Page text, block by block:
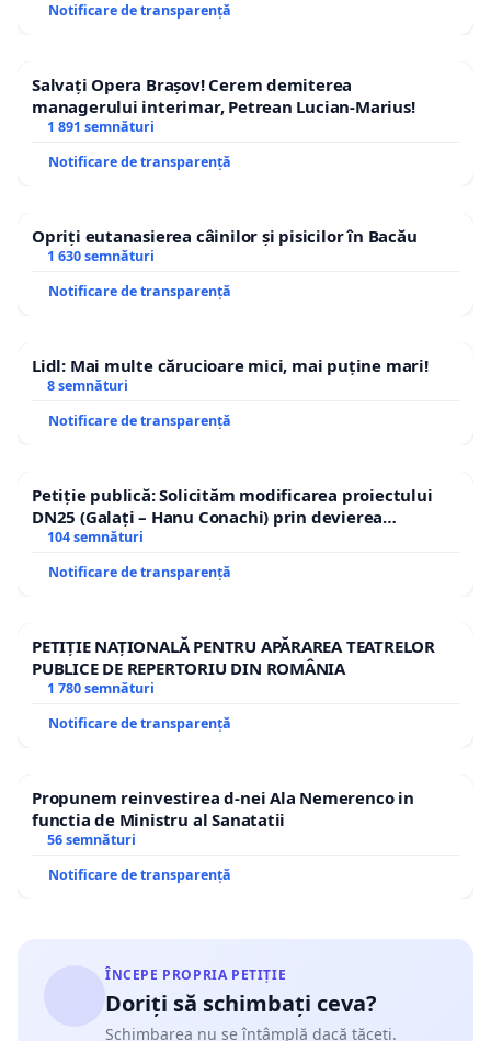
Notificare de transparență
Salvați Opera Brașov! Cerem demiterea
managerului interimar, Petrean Lucian-Marius!
1 891 semnături
Notificare de transparență
Opriți eutanasierea câinilor și pisicilor în Bacău
1 630 semnături
Notificare de transparență
Lidl: Mai multe cărucioare mici, mai puține mari!
8 semnături
Notificare de transparență
Petiție publică: Solicităm modificarea proiectului
DN25 (Galați – Hanu Conachi) prin devierea
traseului în afara localităților!
104 semnături
Notificare de transparență
PETIȚIE NAȚIONALĂ PENTRU APĂRAREA TEATRELOR
PUBLICE DE REPERTORIU DIN ROMÂNIA
1 780 semnături
Notificare de transparență
Propunem reinvestirea d-nei Ala Nemerenco in
functia de Ministru al Sanatatii
56 semnături
Notificare de transparență
ÎNCEPE PROPRIA PETIȚIE
Doriți să schimbați ceva?
Schimbarea nu se întâmplă dacă tăceți.